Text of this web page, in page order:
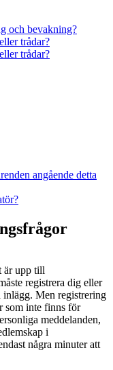
och bevakning?
trådar?
trådar?
angående detta
är upp till
registrera dig eller
inlägg. Men registrering
som inte finns för
meddelanden,
i
några minuter att